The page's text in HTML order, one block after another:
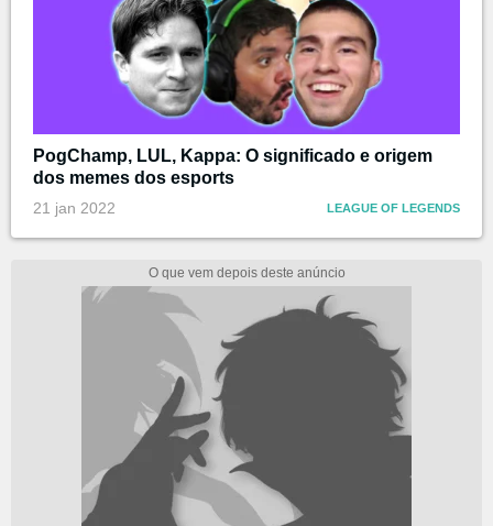
PogChamp, LUL, Kappa: O significado e origem
dos memes dos esports
21 jan 2022 LEAGUE OF LEGENDS